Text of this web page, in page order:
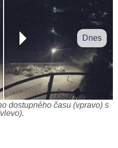
Dnes
dostupného času (vpravo) s